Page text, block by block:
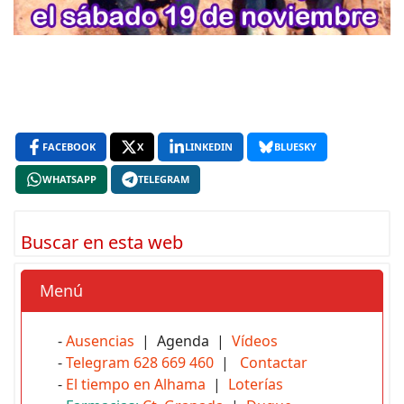
FACEBOOK X LINKEDIN BLUESKY
WHATSAPP TELEGRAM
Buscar en esta web
Menú
-Ausencias | Agenda | Vídeos
-Telegram 628 669 460 | Contactar
- El tiempo en Alhama | Loterías